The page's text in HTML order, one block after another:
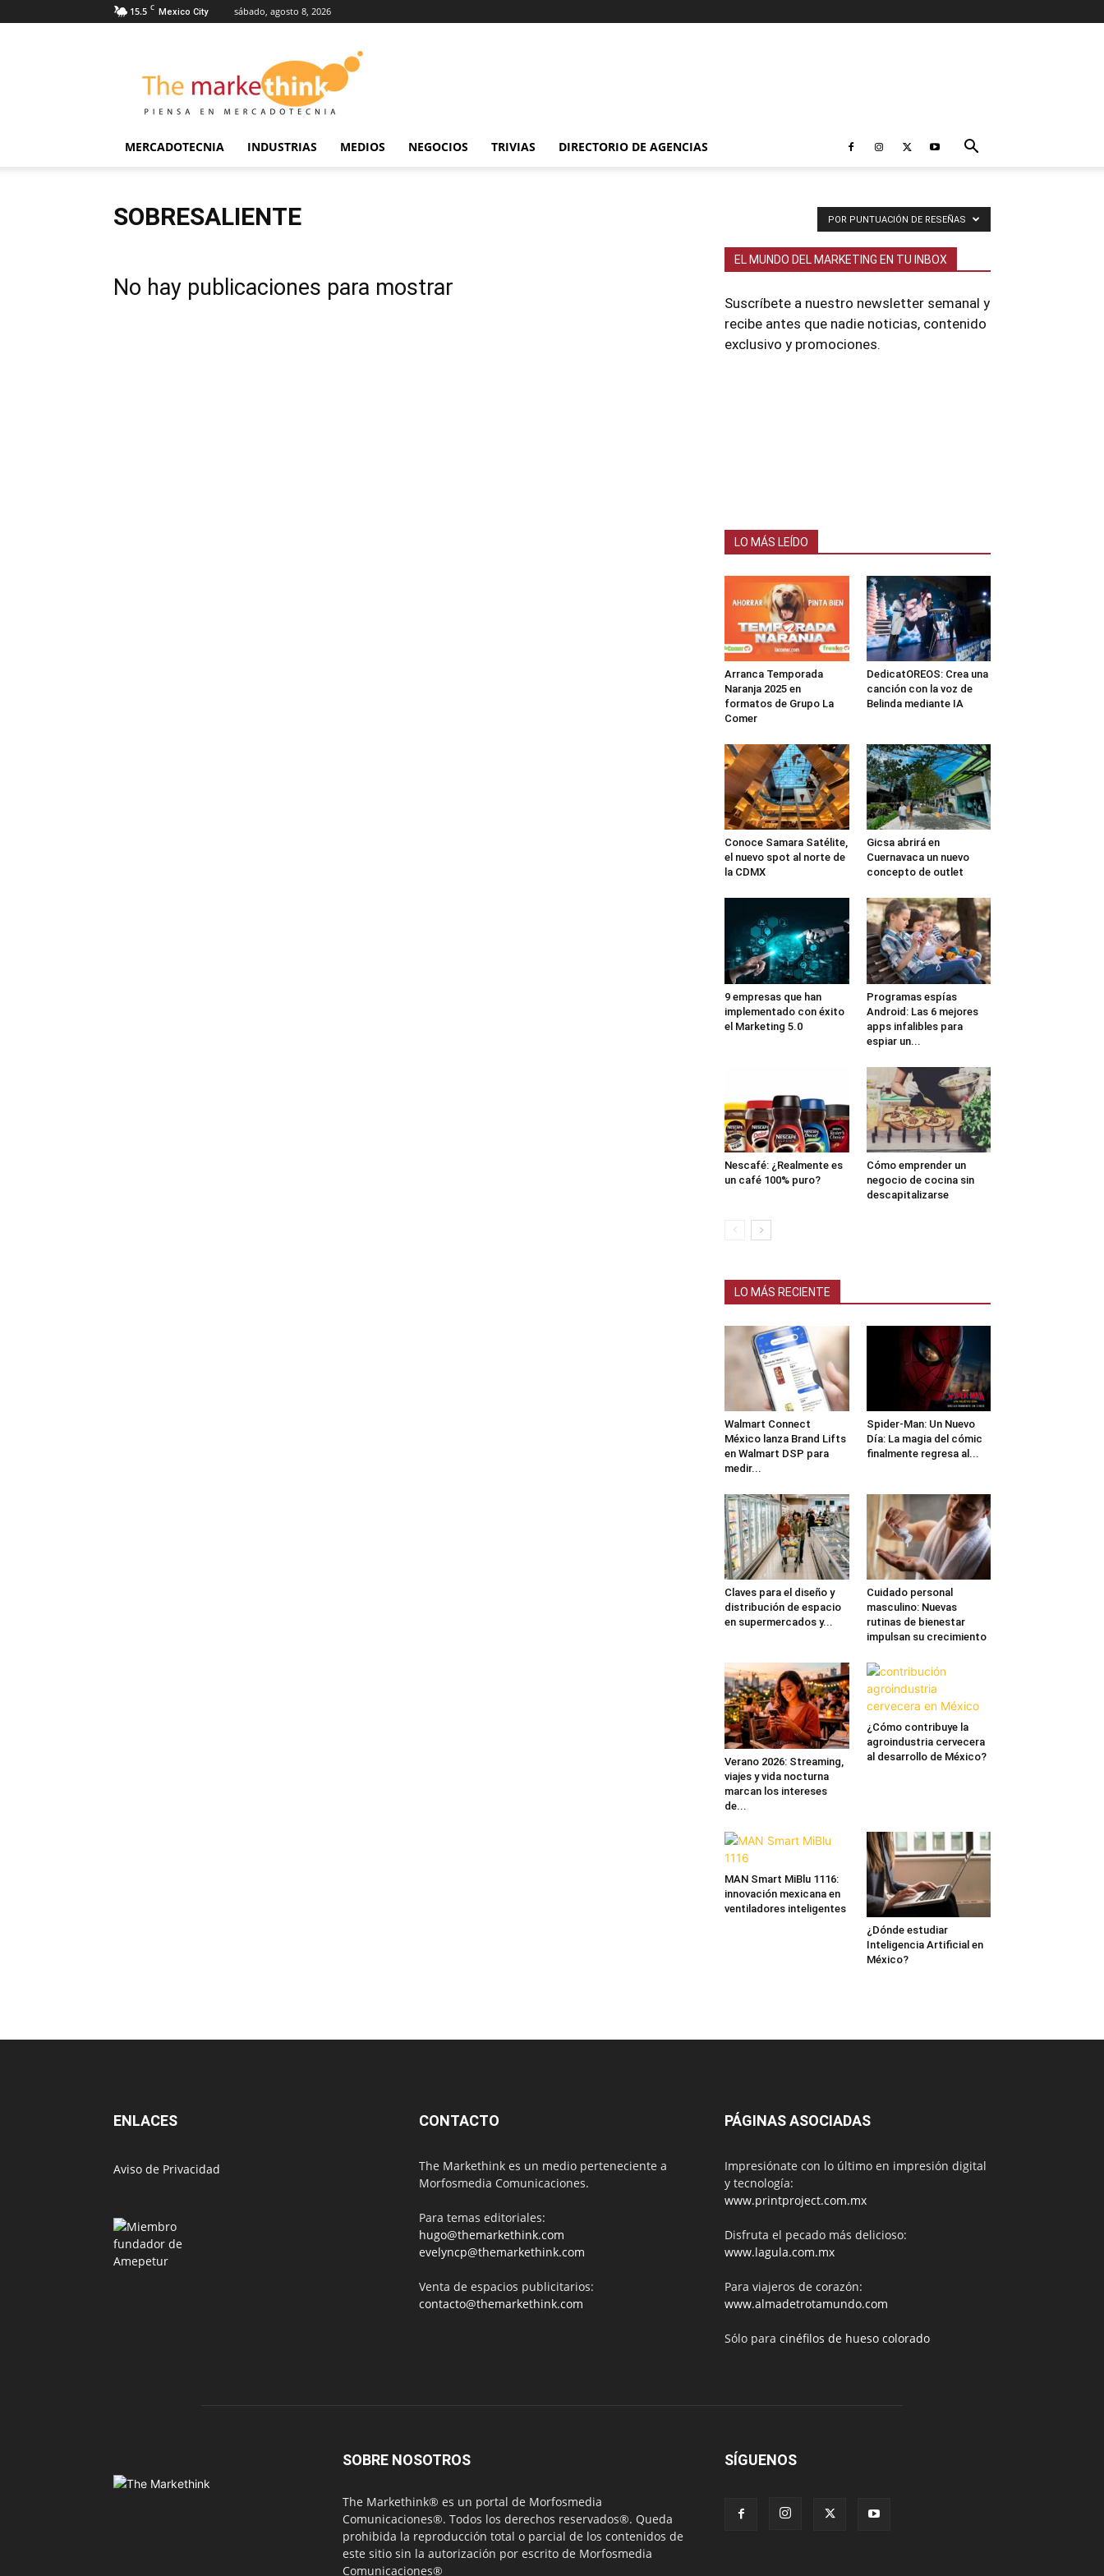
15.5 C Mexico City sábado, agosto 8, 2026
Markethink
MERCADOTECNIA INDUSTRIAS MEDIOS NEGOCIOS TRIVIAS DIRECTORIO DE AGENCIAS
SOBRESALIENTE POR PUNTUACIÓN DE RESEÑAS
No hay publicaciones para mostrar
EL MUNDO DEL MARKETING EN TU INBOX
Suscríbete a nuestro newsletter semanal y
recibe antes que nadie noticias, contenido
exclusivo y promociones.
LO MÁS LEÍDO
Arranca Temporada
Naranja 2025 en
formatos de Grupo La
Comer
DedicatOREOS: Crea una
canción con la voz de
Belinda mediante IA
Conoce Samara Satélite,
el nuevo spot al norte de
la CDMX
Gicsa abrirá en
Cuernavaca un nuevo
concepto de outlet
9 empresas que han
implementado con éxito
el Marketing 5.0
Programas espías
Android: Las 6 mejores
apps infalibles para
espiar un...
Nescafé: ¿Realmente es
un café 100% puro?
Cómo emprender un
negocio de cocina sin
descapitalizarse
LO MÁS RECIENTE
Walmart Connect
México lanza Brand Lifts
en Walmart DSP para
medir...
Spider-Man: Un Nuevo
Día: La magia del cómic
finalmente regresa al...
Claves para el diseño y
distribución de espacio
en supermercados y...
Cuidado personal
masculino: Nuevas
rutinas de bienestar
impulsan su crecimiento
Verano 2026: Streaming,
viajes y vida nocturna
marcan los intereses
de...
¿Cómo contribuye la
agroindustria cervecera
al desarrollo de México?
MAN Smart MiBlu 1116:
innovación mexicana en
ventiladores inteligentes
¿Dónde estudiar
Inteligencia Artificial en
México?
ENLACES
Aviso de Privacidad
CONTACTO
The Markethink es un medio perteneciente a
Morfosmedia Comunicaciones.
Para temas editoriales:
hugo@themarkethink.com
evelyncp@themarkethink.com
Venta de espacios publicitarios:
contacto@themarkethink.com
PÁGINAS ASOCIADAS
Impresiónate con lo último en impresión digital
y tecnología:
www.printproject.com.mx
Disfruta el pecado más delicioso:
www.lagula.com.mx
Para viajeros de corazón:
www.almadetrotamundo.com
Sólo para cinéfilos de hueso colorado
SOBRE NOSOTROS
The Markethink® es un portal de Morfosmedia
Comunicaciones®. Todos los derechos reservados®. Queda
prohibida la reproducción total o parcial de los contenidos de
este sitio sin la autorización por escrito de Morfosmedia
Comunicaciones®
SÍGUENOS